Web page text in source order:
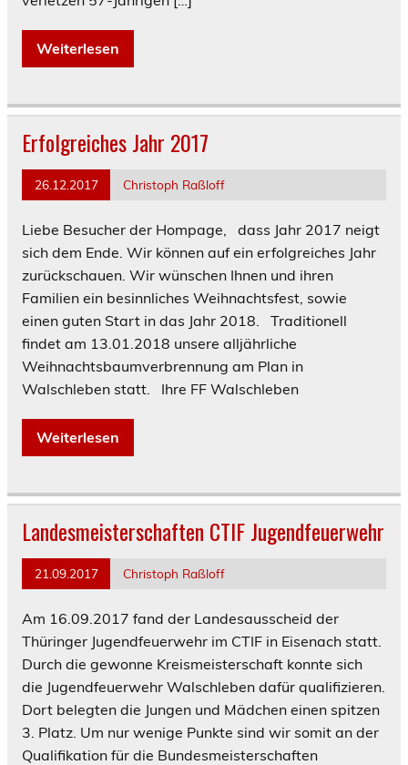
Weiterlesen
Erfolgreiches Jahr 2017
26.12.2017 Christoph Raßloff
Liebe Besucher der Hompage, dass Jahr 2017 neigt
sich dem Ende. Wir können auf ein erfolgreiches Jahr
zurückschauen. Wir wünschen Ihnen und ihren
Familien ein besinnliches Weihnachtsfest, sowie
einen guten Start in das Jahr 2018. Traditionell
findet am 13.01.2018 unsere alljährliche
Weihnachtsbaumverbrennung am Plan in
Walschleben statt. Ihre FF Walschleben
Weiterlesen
Landesmeisterschaften CTIF Jugendfeuerwehr
21.09.2017 Christoph Raßloff
Am 16.09.2017 fand der Landesausscheid der
Thüringer Jugendfeuerwehr im CTIF in Eisenach statt.
Durch die gewonne Kreismeisterschaft konnte sich
die Jugendfeuerwehr Walschleben dafür qualifizieren.
Dort belegten die Jungen und Mädchen einen spitzen
3. Platz. Um nur wenige Punkte sind wir somit an der
Qualifikation für die Bundesmeisterschaften